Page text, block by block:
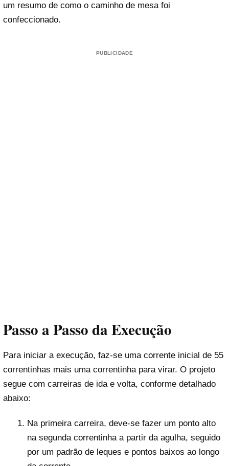
um resumo de como o caminho de mesa foi
confeccionado.
PUBLICIDADE
Passo a Passo da Execução
Para iniciar a execução, faz-se uma corrente inicial de 55
correntinhas mais uma correntinha para virar. O projeto
segue com carreiras de ida e volta, conforme detalhado
abaixo:
Na primeira carreira, deve-se fazer um ponto alto
na segunda correntinha a partir da agulha, seguido
por um padrão de leques e pontos baixos ao longo